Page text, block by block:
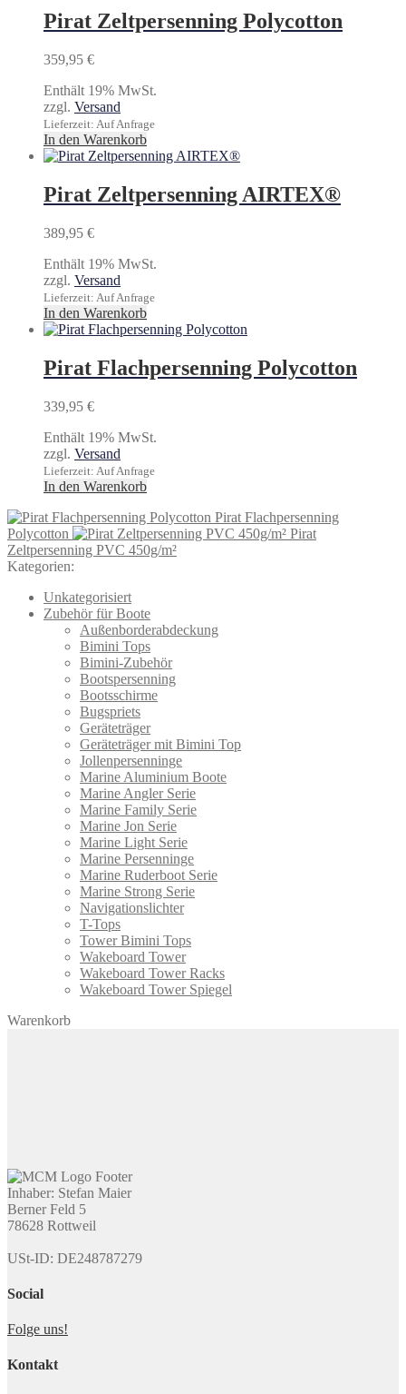
Pirat Zeltpersenning Polycotton
359,95 €
Enthält 19% MwSt.
zzgl. Versand
Lieferzeit: Auf Anfrage
In den Warenkorb
Pirat Zeltpersenning AIRTEX®
389,95 €
Enthält 19% MwSt.
zzgl. Versand
Lieferzeit: Auf Anfrage
In den Warenkorb
Pirat Flachpersenning Polycotton
339,95 €
Enthält 19% MwSt.
zzgl. Versand
Lieferzeit: Auf Anfrage
In den Warenkorb
Pirat Flachpersenning
Polycotton
Pirat
Zeltpersenning PVC 450g/m²
Kategorien:
Unkategorisiert
Zubehör für Boote
Außenborderabdeckung
Bimini Tops
Bimini-Zubehör
Bootspersenning
Bootsschirme
Bugspriets
Geräteträger
Geräteträger mit Bimini Top
Jollenpersenninge
Marine Aluminium Boote
Marine Angler Serie
Marine Family Serie
Marine Jon Serie
Marine Light Serie
Marine Persenninge
Marine Ruderboot Serie
Marine Strong Serie
Navigationslichter
T-Tops
Tower Bimini Tops
Wakeboard Tower
Wakeboard Tower Racks
Wakeboard Tower Spiegel
Warenkorb
Inhaber: Stefan Maier
Berner Feld 5
78628 Rottweil
USt-ID: DE248787279
Social
Folge uns!
Kontakt